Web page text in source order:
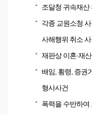
조달청 귀속재산
각종 교원소청
사해행위 취소 사
재판상 이혼·재
배임, 횡령, 증권
형사사건
폭력을 수반하여